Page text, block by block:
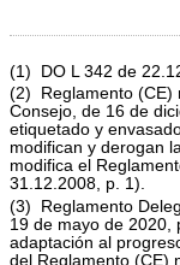
(1 ) DO L 342 de
(2) Reglamento (CE)
Consejo, de 16 de
etiquetado y
modifican y derogan
modifica el
31.12.2008, p. 1).
(3) Reglamento
19 de mayo de 2020,
adaptación al
del Reglamento (CE)